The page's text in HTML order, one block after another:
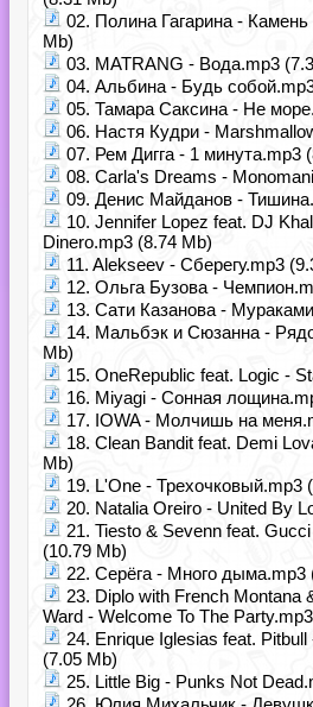
02. Полина Гагарина -
Mb)
03. MATRANG - Вода.mp3
04. Альбина - Будь
05. Тамара Саксина - Не
06. Настя Кудри -
07. Рем Дигга - 1 минута.mp3
08. Carla's Dreams -
09. Денис Майданов -
10. Jennifer Lopez feat. DJ
Dinero.mp3 (8.74 Mb)
11. Alekseev - Сберегу.mp3
12. Ольга Бузова -
13. Сати Казанова -
14. Мальбэк и Сюзанна -
Mb)
15. OneRepublic feat. Logic -
16. Miyagi - Сонная
17. IOWA - Молчишь на
18. Clean Bandit feat. Demi
Mb)
19. L'One - Трехочковый.mp3
20. Natalia Oreiro - United By
21. Tiesto & Sevenn feat.
(10.79 Mb)
22. Серёга - Много дыма.mp3
23. Diplo with French Montana
Ward - Welcome To The
24. Enrique Iglesias feat.
(7.05 Mb)
25. Little Big - Punks Not